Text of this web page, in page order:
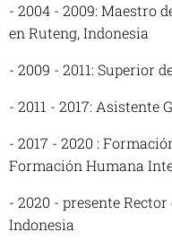
- 2004 - 2009: Maestro
en Ruteng, Indonesia
- 2009 - 2011: Superior
- 2011 - 2017: Asistente
- 2017 - 2020 :
Formación Humana
- 2020 - presente
Indonesia